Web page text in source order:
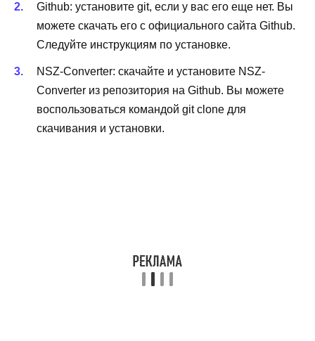
Github: установите git, если у вас его еще нет. Вы
можете скачать его с официального сайта Github.
Следуйте инструкциям по установке.
NSZ-Converter: скачайте и установите NSZ-
Converter из репозитория на Github. Вы можете
воспользоваться командой git clone для
скачивания и установки.